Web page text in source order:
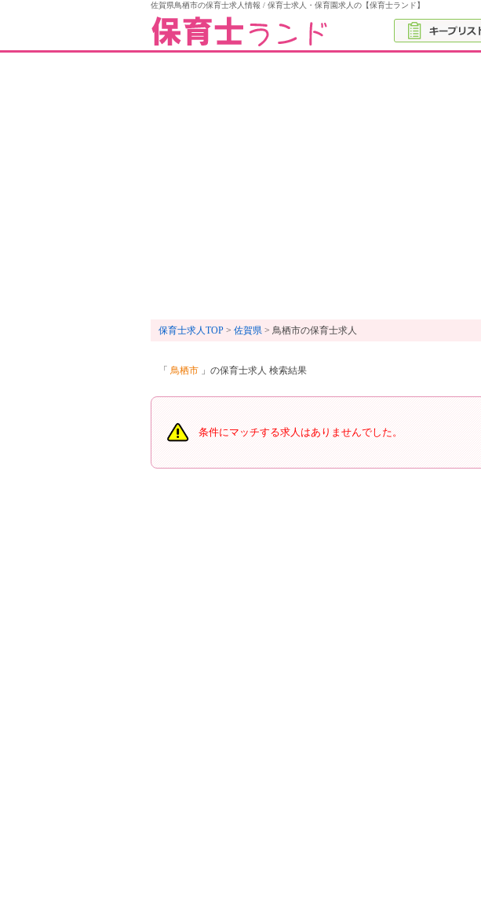
佐賀県鳥栖市の保育士求人情報 / 保育士求人・保育園求人の【保育士ランド】
保育士求人TOP 佐賀県 鳥栖市の保育士求人
鳥栖市 の保育士求人 検索結果
条件にマッチする求人はありませんでした。